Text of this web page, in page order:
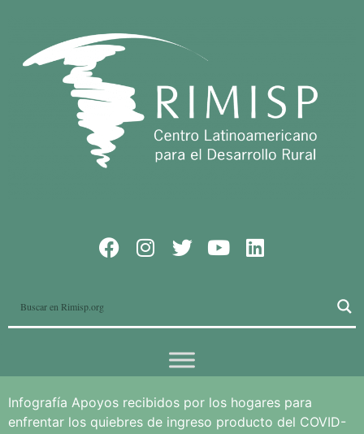
Infografía Apoyos recibidos por los hogares para
enfrentar los quiebres de ingreso producto del COVID-